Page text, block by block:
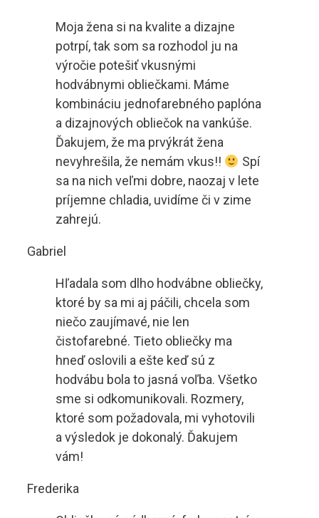
Moja žena si na kvalite a dizajne
potrpí, tak som sa rozhodol ju na
výročie potešiť vkusnými
hodvábnymi obliečkami. Máme
kombináciu jednofarebného paplóna
a dizajnových obliečok na vankúše.
Ďakujem, že ma prvýkrát žena
nevyhrešila, že nemám vkus!!
Spí
sa na nich veľmi dobre, naozaj v lete
príjemne chladia, uvidíme či v zime
zahrejú.
Gabriel
Hľadala som dlho hodvábne obliečky,
ktoré by sa mi aj páčili, chcela som
niečo zaujímavé, nie len
čistofarebné. Tieto obliečky ma
hneď oslovili a ešte keď sú z
hodvábu bola to jasná voľba. Všetko
sme si odkomunikovali. Rozmery,
ktoré som požadovala, mi vyhotovili
a výsledok je dokonalý. Ďakujem
vám!
Frederika